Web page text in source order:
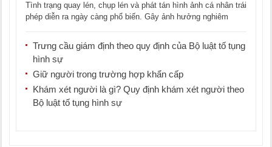
Tình trạng quay lén, chụp lén và phát tán hình ảnh cá nhân trái
phép diễn ra ngày càng phổ biến. Gây ảnh hưởng nghiêm
Trưng cầu giám định theo quy định của Bộ luật tố tụng
hình sự
Giữ người trong trường hợp khẩn cấp
Khám xét người là gì? Quy định khám xét người theo
Bộ luật tố tụng hình sự